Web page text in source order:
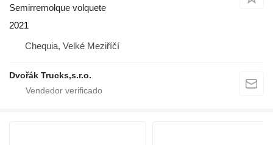
Semirremolque volquete
2021
Chequia, Velké Meziříčí
Dvořák Trucks,s.r.o.